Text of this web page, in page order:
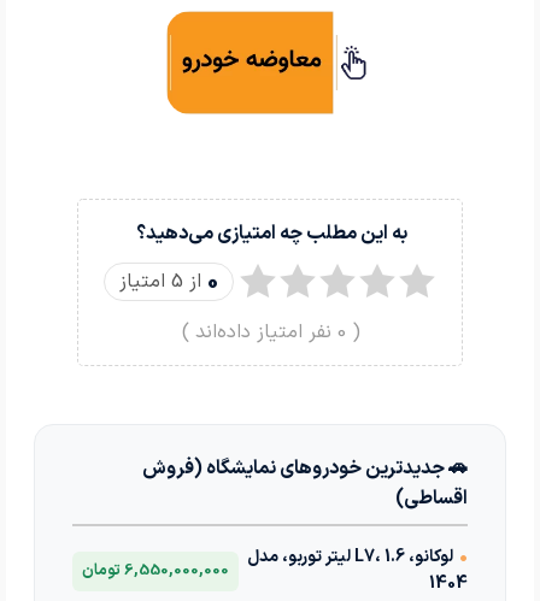
به این مطلب چه امتیازی می‌دهید؟
0 از 5 امتیاز
(
0 نفر امتیاز داده‌اند )
🚗 جدیدترین خودروهای نمایشگاه (فروش
اقساطی)
•
لوکانو، L7، 1.6 لیتر توربو، مدل
1404
6,550,000,000 تومان